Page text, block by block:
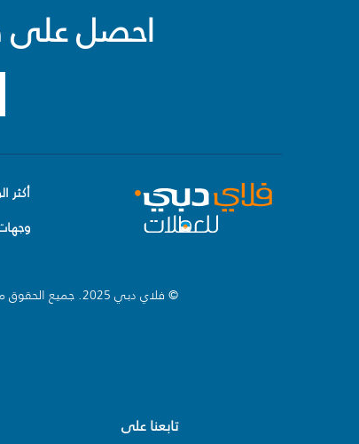
احصل على
أكثر
© فلاي دبي 2025. جميع الحقوق محفوظة.
تابعنا على